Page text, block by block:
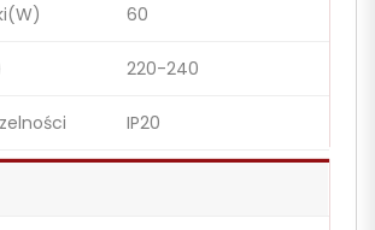
60
220-240
IP20